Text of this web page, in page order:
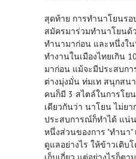
สุดท้าย การทำนาโยนร
สมัครมาร่วมทำนาโยนด้
ทำนามาก่อน และหนึ่งใ
ทำงานในเมืองไทยเกิน
มาก่อน แม้จะมีประสบก
ต่างมุ่งมั่น ท่มเท สนุกสน
คนก็มี 3 สไตล์ในการโย
เดียวกันว่า นาโยน ไม่ย
ประสบการณ์ก็ทำได้ แน่
หนึ่งส่วนของการ "ทำนา"
ดูแลอย่างไร ให้ข้าวเติบ